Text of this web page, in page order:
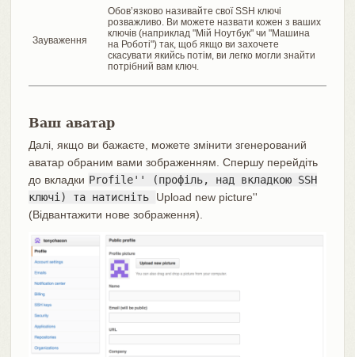
Зауваження
Обов’язково називайте свої SSH ключі
розважливо. Ви можете назвати кожен з ваших
ключів (наприклад "Мій Ноутбук" чи "Машина
на Роботі") так, щоб якщо ви захочете
скасувати якийсь потім, ви легко могли знайти
потрібний вам ключ.
Ваш аватар
Далі, якщо ви бажаєте, можете змінити згенерований
аватар обраним вами зображенням. Спершу перейдіть
до вкладки Profile'' (профіль, над вкладкою SSH
ключі) та натисніть
Upload new picture''
(Відвантажити нове зображення).